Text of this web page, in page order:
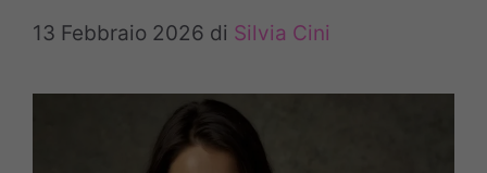
13 Febbraio 2026 di Silvia Cini